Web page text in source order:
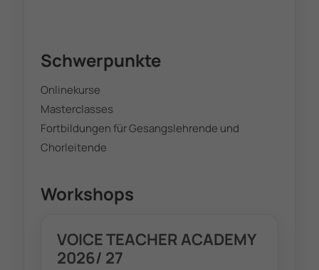
Schwerpunkte
Onlinekurse
Masterclasses
Fortbildungen für Gesangslehrende und
Chorleitende
Workshops
VOICE TEACHER ACADEMY
2026/ 27